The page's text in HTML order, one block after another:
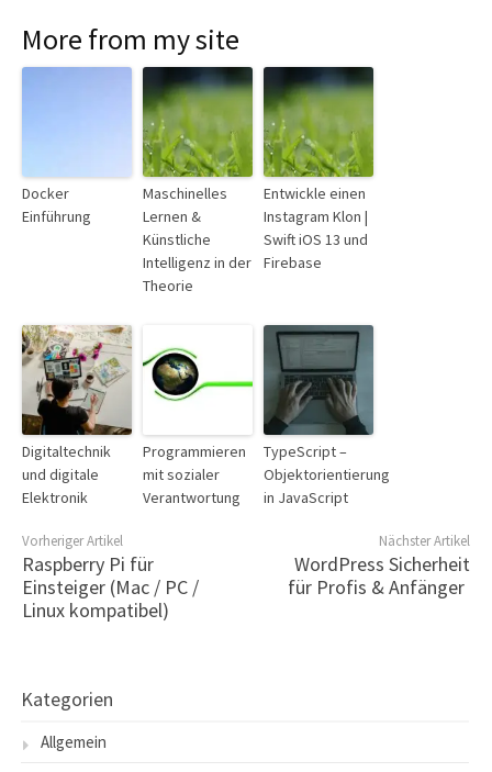
More from my site
Docker
Einführung
Maschinelles
Lernen &
Künstliche
Intelligenz in der
Theorie
Entwickle einen
Instagram Klon |
Swift iOS 13 und
Firebase
Digitaltechnik
und digitale
Elektronik
Programmieren
mit sozialer
Verantwortung
TypeScript –
Objektorientierung
in JavaScript
Vorheriger Artikel
Raspberry Pi für
Einsteiger (Mac / PC /
Linux kompatibel)
Nächster Artikel
WordPress Sicherheit
für Profis & Anfänger
Kategorien
Allgemein